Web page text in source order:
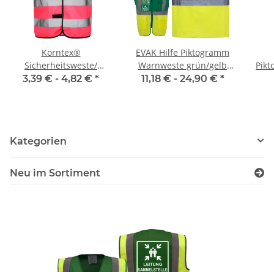
Korntex®
Sicherheitsweste/
Warnweste Neon-Pink
3,39 € - 4,82 € *
EVAK Hilfe Piktogramm
Warnweste grün/gelb
mit vielen Taschen S-3XL
11,18 € - 24,90 € *
Kategorien
Neu im Sortiment